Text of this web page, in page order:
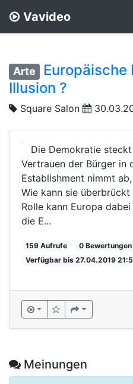
Vavideo
Arte
Europäische
Illusion ?
Square Salon
Die Demokratie
Vertrauen der Bürger in
Establishment nimmt
Wie kann sie
Rolle kann Europa
die E...
159 Aufrufe 0 Bewertungen
Verfügbar bis 27.04.2019
Meinungen